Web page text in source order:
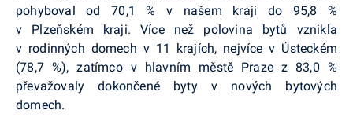
pohyboval od 70,1 % v našem kraji do 95,8 %
v Plzeňském kraji. Více než polovina bytů vznikla
v rodinných domech v 11 krajích, nejvíce v Ústeckém
(78,7 %), zatímco v hlavním městě Praze z 83,0 %
převažovaly dokončené byty v nových bytových
domech.